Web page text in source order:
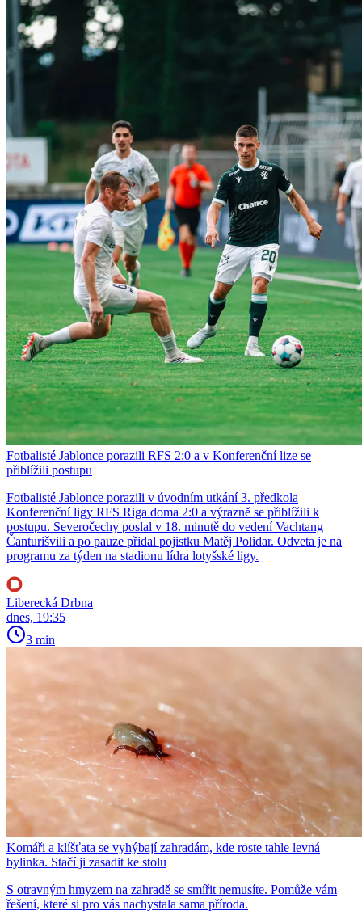
Fotbalisté Jablonce porazili RFS 2:0 a v Konferenční lize se
přiblížili postupu
Fotbalisté Jablonce porazili v úvodním utkání 3. předkola
Konferenční ligy RFS Riga doma 2:0 a výrazně se přiblížili k
postupu. Severočechy poslal v 18. minutě do vedení Vachtang
Čanturišvili a po pauze přidal pojistku Matěj Polidar. Odveta je na
programu za týden na stadionu lídra lotyšské ligy.
Liberecká Drbna
dnes, 19:35
3 min
Komáři a klíšťata se vyhýbají zahradám, kde roste tahle levná
bylinka. Stačí ji zasadit ke stolu
S otravným hmyzem na zahradě se smířit nemusíte. Pomůže vám
řešení, které si pro vás nachystala sama příroda.